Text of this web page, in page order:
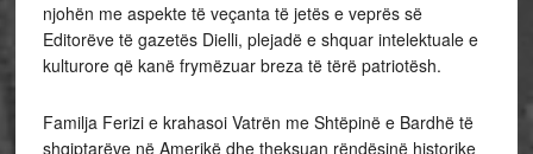
njohën me aspekte të veçanta të jetës e veprës së
Editorëve të gazetës Dielli, plejadë e shquar intelektuale e
kulturore që kanë frymëzuar breza të tërë patriotësh.
Familja Ferizi e krahasoi Vatrën me Shtëpinë e Bardhë të
shqiptarëve në Amerikë dhe theksuan rëndësinë historike